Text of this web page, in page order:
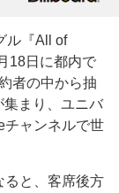
ル『All of
18日に都内で
者の中から抽
まり、ユニバ
チャンネルで世
と、客席後方